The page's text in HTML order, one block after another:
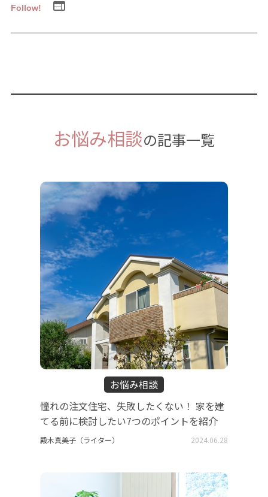
Follow!
お悩み相談の記事一覧
お悩み相談
憧れの注文住宅、失敗したくない！ 家を建
てる前に検討したい7つのポイントを紹介
殿木真美子（ライター） 2024.06.28